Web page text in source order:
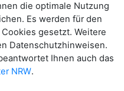
die optimale Nutzung
Es werden für den
gesetzt. Weitere
Datenschutzhinweisen.
Ihnen auch das
NRW.